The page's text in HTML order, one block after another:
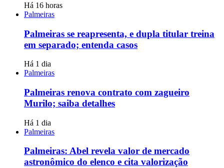
Há 16 horas
Palmeiras
Palmeiras se reapresenta, e dupla titular treina
em separado; entenda casos
Há 1 dia
Palmeiras
Palmeiras renova contrato com zagueiro
Murilo; saiba detalhes
Há 1 dia
Palmeiras
Palmeiras: Abel revela valor de mercado
astronômico do elenco e cita valorização